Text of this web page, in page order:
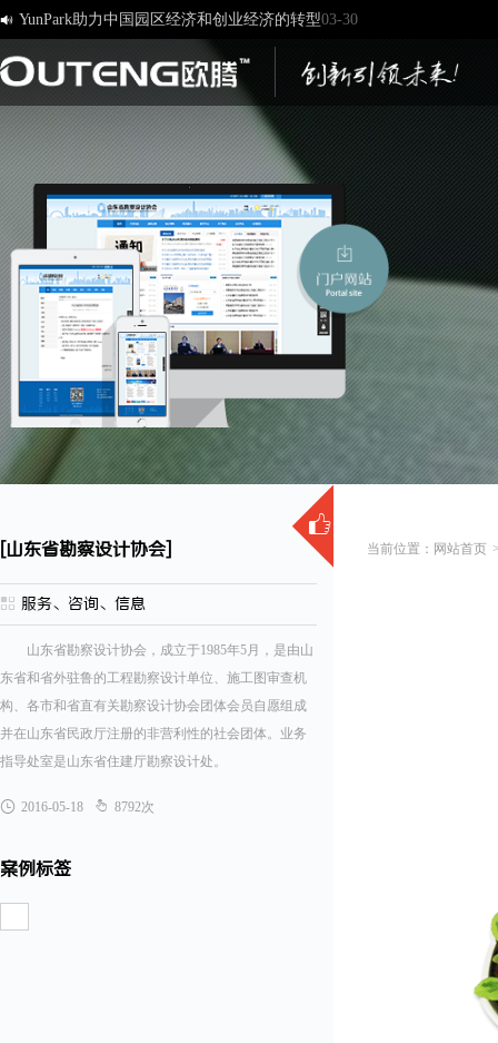
 [欧腾]官方网站，欢迎您的访问！03-17
济南欧腾文化传媒有限公司，新版网站正式开通！ 03-12

[山东省勘察设计协会]
 服务、咨询、信息
山东省勘察设计协会，成立于1985年5月，是由山
东省和省外驻鲁的工程勘察设计单位、施工图审查机
构、各市和省直有关勘察设计协会团体会员自愿组成
并在山东省民政厅注册的非营利性的社会团体。业务
指导处室是山东省住建厅勘察设计处。
 2016-05-18  8792次
案例标签
网站首页